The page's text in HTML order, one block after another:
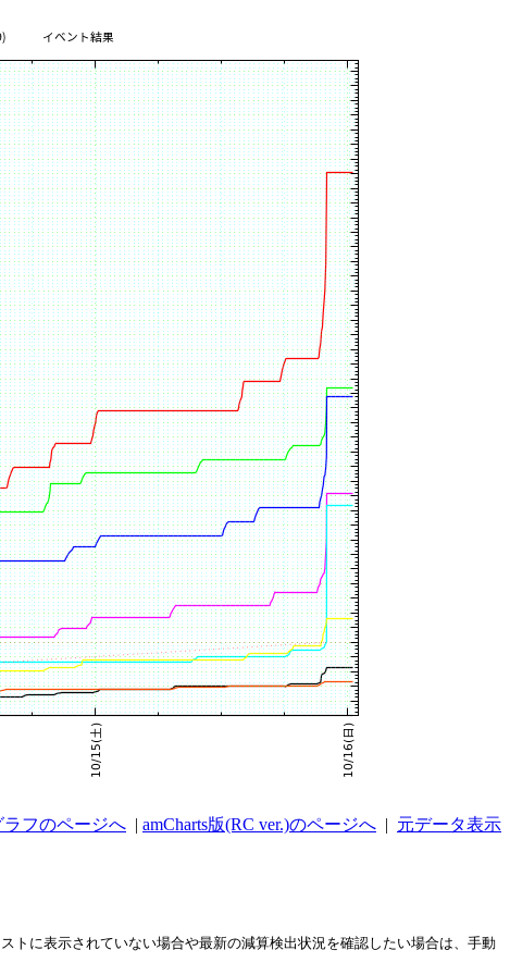
ラフのページへ | amCharts版(RC ver.)のページへ | 元データ表示
トに表示されていない場合や最新の減算検出状況を確認したい場合は、手動